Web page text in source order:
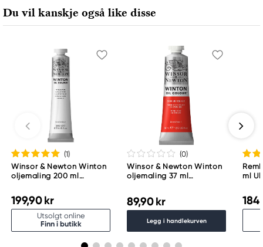
Du vil kanskje også like disse
(1)
Winsor & Newton Winton
oljemaling 200 ml
199,90 kr
Utsolgt online
Finn i butikk
(0)
Winsor & Newton Winton
oljemaling 37 ml
89,90 kr
Legg i handlekurven
ml